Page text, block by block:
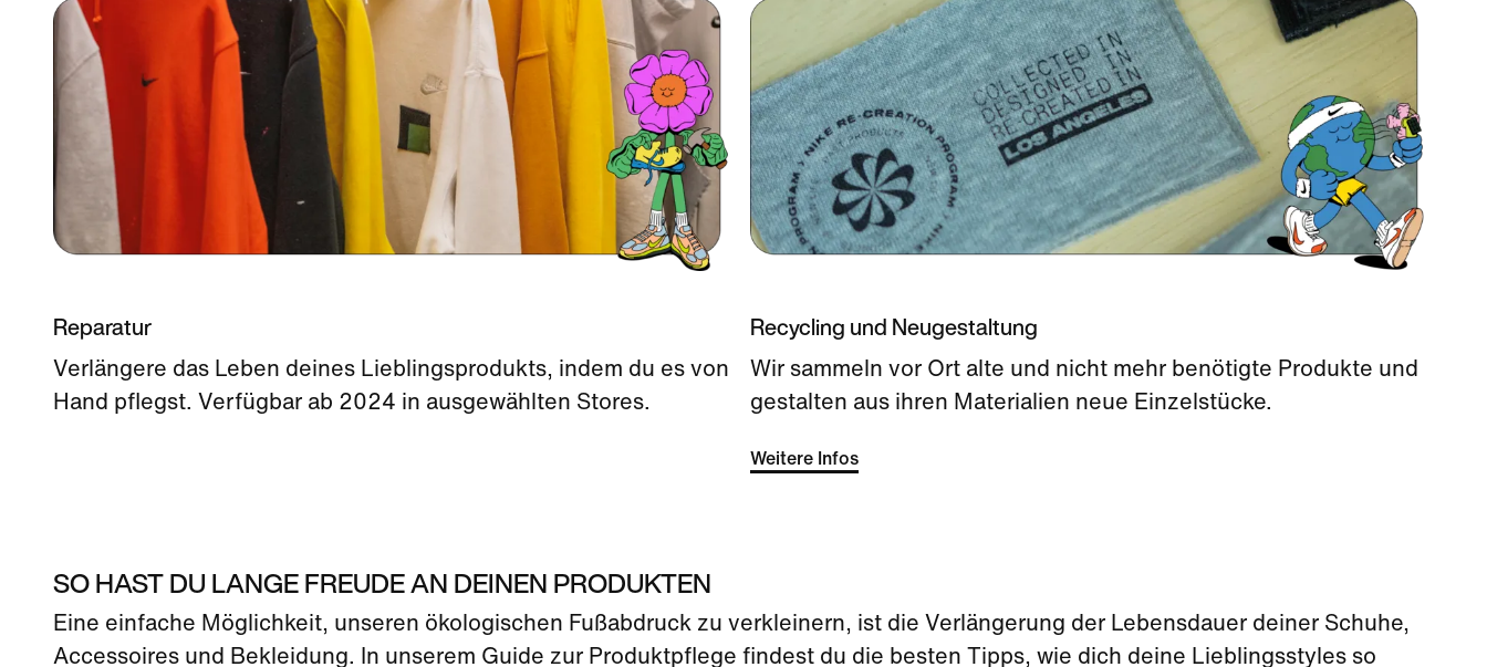
Reparatur
Verlängere das Leben deines Lieblingsprodukts, indem du es von
Hand pflegst. Verfügbar ab 2024 in ausgewählten Stores.
Recycling und Neugestaltung
Wir sammeln vor Ort alte und nicht mehr benötigte Produkte und
gestalten aus ihren Materialien neue Einzelstücke.
Weitere Infos
SO HAST DU LANGE FREUDE AN DEINEN PRODUKTEN
Eine einfache Möglichkeit, unseren ökologischen Fußabdruck zu verkleinern, ist die Verlängerung der Lebensdauer deiner Schuhe,
Accessoires und Bekleidung. In unserem Guide zur Produktpflege findest du die besten Tipps, wie dich deine Lieblingsstyles so